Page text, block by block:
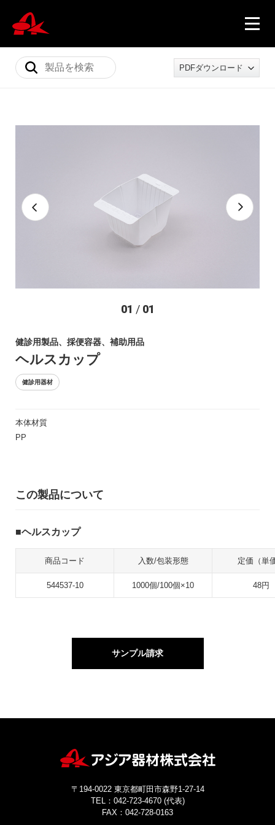
会社概要
PDFダウンロード
01 / 01
健診用製品、採便容器、補助用品
ヘルスカップ
健診用器材
本体材質
PP
この製品について
ヘルスカップ
商品コード 入数/包装形態 定価（単
544537-10 1000個/100個×10 48円
サンプル請求
〒194-0022 東京都町田市森野1-27-14
TEL：042-723-4670 (代表)
FAX：042-728-0163